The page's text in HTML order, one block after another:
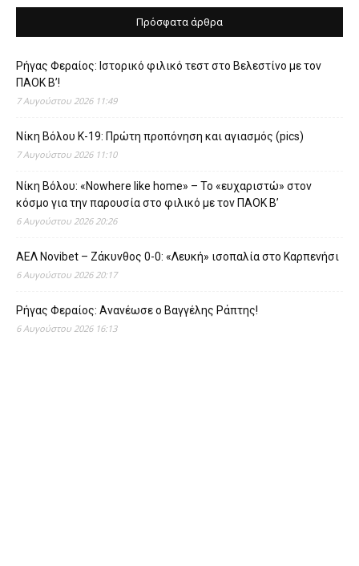
Πρόσφατα άρθρα
Ρήγας Φεραίος: Ιστορικό φιλικό τεστ στο Βελεστίνο με τον
ΠΑΟΚ Β’!
7 Αυγούστου 2026 11:49
Νίκη Βόλου Κ-19: Πρώτη προπόνηση και αγιασμός (pics)
7 Αυγούστου 2026 11:10
Νίκη Βόλου: «Nowhere like home» – Το «ευχαριστώ» στον
κόσμο για την παρουσία στο φιλικό με τον ΠΑΟΚ Β’
6 Αυγούστου 2026 20:26
ΑΕΛ Novibet – Ζάκυνθος 0-0: «Λευκή» ισοπαλία στο Καρπενήσι
6 Αυγούστου 2026 20:17
Ρήγας Φεραίος: Ανανέωσε ο Βαγγέλης Ράπτης!
6 Αυγούστου 2026 16:13